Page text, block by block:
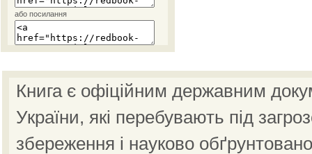
або посилання
Книга є офіційним державним
України, які перебувають під
збереження і науково